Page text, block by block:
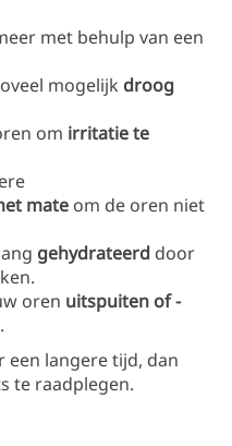
met behulp van een
mogelijk droog
om irritatie te
mate om de oren niet
gehydrateerd door
oren uitspuiten of -
een langere tijd, dan
te raadplegen.